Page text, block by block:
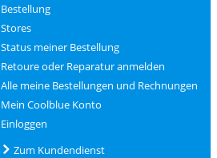
Bestellung
Stores
Status meiner Bestellung
Retoure oder Reparatur anmelden
Alle meine Bestellungen und Rechnungen
Mein Coolblue Konto
Einloggen
Zum Kundendienst